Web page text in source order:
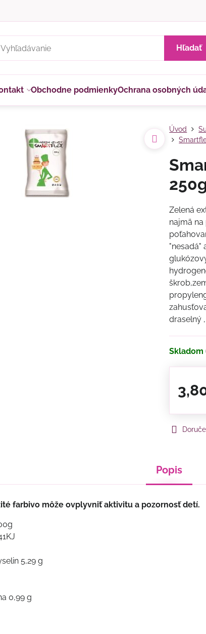
Hľadať
Obchodne podmienkyOchrana osobných
Úvod
Zelená
najmä
"nesadá"
draselný
Skladom
Popis
farbivo môže ovplyvniť aktivitu a pozornosť detí.
5,29 g
0,99 g